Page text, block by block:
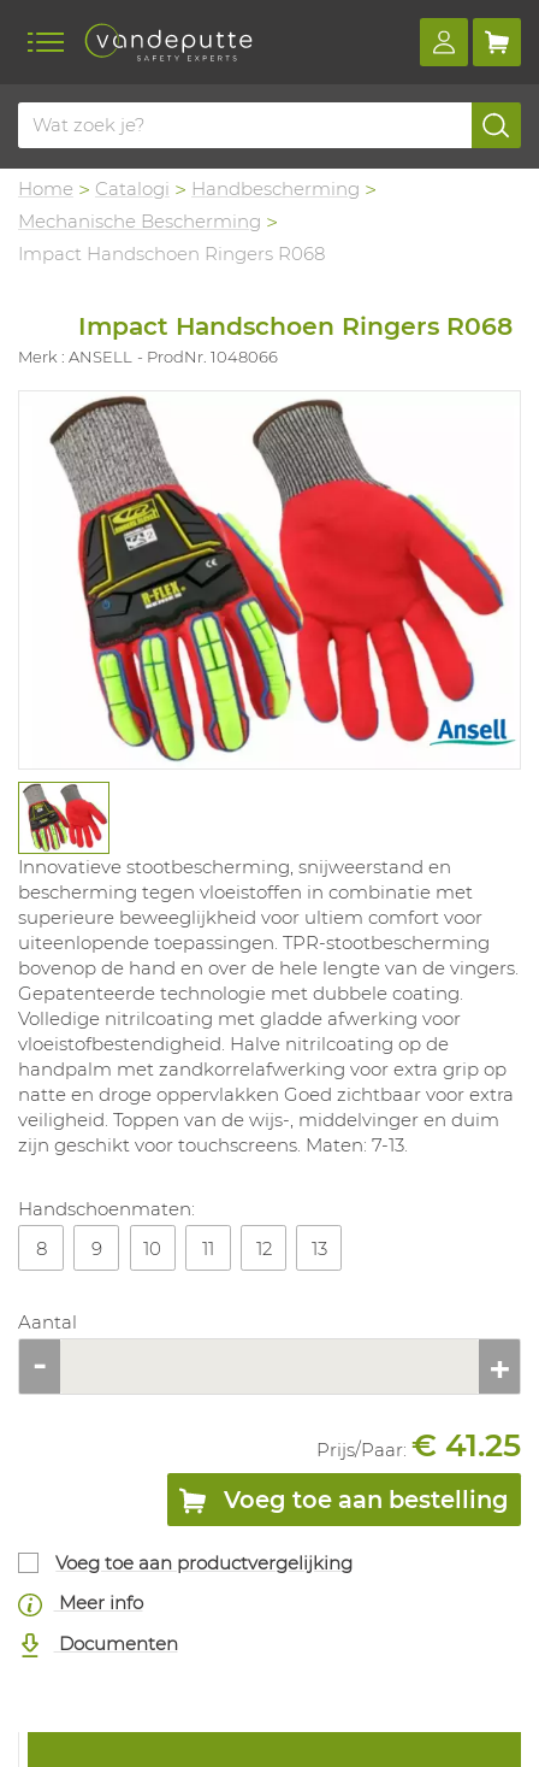
Home Catalogi
Handbescherming
Mechanische Bescherming
Impact Handschoen Ringers R068
Impact Handschoen Ringers R068
Merk : ANSELL ProdNr. 1048066
Innovatieve stootbescherming, snijweerstand en
bescherming tegen vloeistoffen in combinatie met
superieure beweeglijkheid voor ultiem comfort voor
uiteenlopende toepassingen. TPR-stootbescherming
bovenop de hand en over de hele lengte van de vingers.
Gepatenteerde technologie met dubbele coating.
Volledige nitrilcoating met gladde afwerking voor
vloeistofbestendigheid. Halve nitrilcoating op de
handpalm met zandkorrelafwerking voor extra grip op
natte en droge oppervlakken Goed zichtbaar voor extra
veiligheid. Toppen van de wijs-, middelvinger en duim
zijn geschikt voor touchscreens. Maten: 7-13.
Handschoenmaten:
8
9 10 11 12 13
Aantal
Prijs/Paar: € 41.25
Voeg toe aan bestelling
Voeg toe aan productvergelijking
Meer info
Documenten